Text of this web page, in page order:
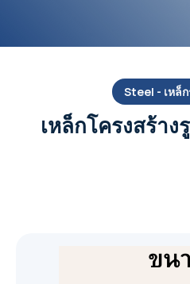
Desiccant Air Dryer
Pro-Flo® Series
51 mm (2")
38 mm (1-1/
Original
Yale
Electric Trolleys
GENIE Z-
เหล็กโครงสร้างรูปพร
Knowledges
Steel - เหล็
เหล็กโครงสร้า